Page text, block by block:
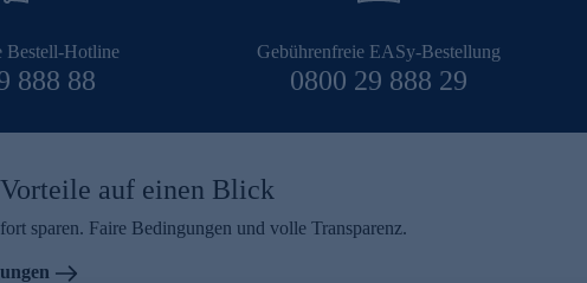
Bestell-Hotline
888 88
Gebührenfreie EASy-Bestellung
0800 29 888 29
auf einen Blick
sparen. Faire Bedingungen und volle Transparenz.